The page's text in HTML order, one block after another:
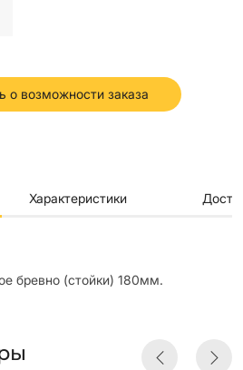
о возможности заказа
Характеристики
бревно (стойки) 180мм.